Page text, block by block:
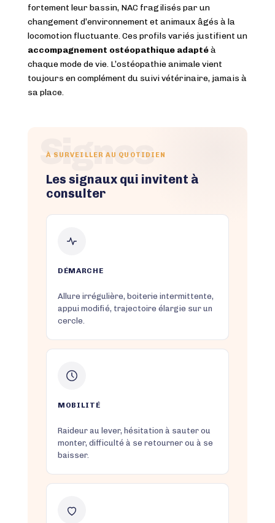
fortement leur bassin, NAC fragilisés par un
changement d’environnement et animaux âgés à la
locomotion fluctuante. Ces profils variés justifient un
accompagnement ostéopathique adaptéà
chaque mode de vie. L’ostéopathie animale vient
toujours en complément du suivi vétérinaire, jamais à
sa place.
Signes
À SURVEILLER AU QUOTIDIEN
Les signaux qui invitent à
consulter
DÉMARCHE
Allure irrégulière, boiterie intermittente,
appui modifié, trajectoire élargie sur un
cercle.
MOBILITÉ
Raideur au lever, hésitation à sauter ou
monter, difficulté à se retourner ou à se
baisser.